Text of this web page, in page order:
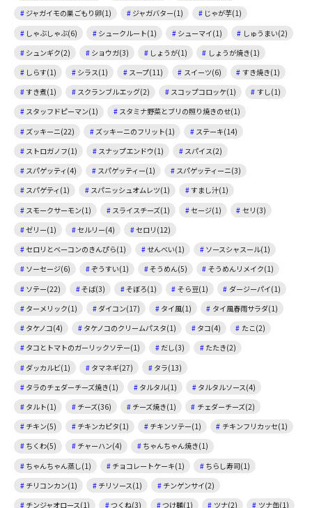
ジャガイモの巣ごもり卵(1)
ジャガバター(1)
じゃが芋(1)
しゃぶしゃぶ(6)
シュークルート(1) シューマイ(1)
しゅうまい(2)
シュンギク(2)
ショウガ(3) しょうが(1)
しょうが焼き(1)
しらす(1)
シラス(1) スープ(11) スイーツ(6)
すき焼き(1)
すき煮(1)
スクランブルエッグ(2) スコップコロッケ(1)
すし(1)
スタッフドピーマン(1)
スタミナ野菜とブリの照り焼きのせ(1)
ズッキーニ(22)
ズッキーニのフリット(1)
ステーキ(14)
ストロガノフ(1)
スナップエンドウ(1)
スパイス(2)
スパゲッティ(4)
スパゲッティー(1)
スパゲッティーニ(3)
スパゲティ(1)
スパニッシュオムレツ(1)
すまし汁(1)
スモークサーモン(1)
スライスチーズ(1) セージ(1)
セリ(3)
ゼリー(1)
セルリー(4)
セロリ(12)
セロリとベーコンのきんぴら(1)
せんべい(1)
ソースシャスール(1)
ソーセージ(6)
ぞうすい(1) そうめん(5)
そうめんリメイク(1)
ソテー(22)
そば(3) そぼろ(1) そら豆(1)
ダージーパイ(1)
ターメリック(1)
ダイコン(17) タイ風(1)
タイ風春雨サラダ(1)
タケノコ(4)
タケノコのクリームパスタ(1) タコ(4)
たこ(2)
タコとトマトのガーリックソテー(1)
だし(3)
たたき(2)
ダッカルビ(1)
タマネギ(27)
タラ(13)
タラのチェダーチーズ焼き(1)
タルタル(1)
タルタルソース(4)
タルト(1)
チーズ(36) チーズ焼き(1)
チェダーチーズ(2)
チキン(5)
チキンカピタ(1) チキンソテー(1)
チキンフリカッセ(1)
ちくわ(5)
チャーハン(4)
ちゃんちゃん焼き(1)
ちゃんちゃん蒸し(1)
チョコレートケーキ(1)
ちらし寿司(1)
チリコンカン(1)
チリソース(1)
チンゲンサイ(2)
チンジャオロース(1)
つくね(3) つけ麺(1) ツナ(2) ツナ缶(1)